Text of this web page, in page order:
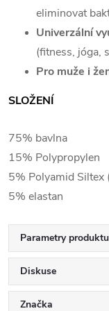
eliminovat
Univerzální
(fitness, jóga,
Pro muže i
SLOŽENÍ
75% bavlna
15% Polypropylen
5% Polyamid Siltex
5% elastan
Parametry produktu
Diskuse
Značka